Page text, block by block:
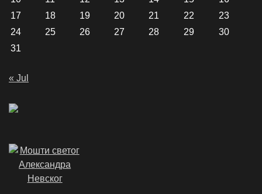
17
18 19 20 21 22
23
24
25 26 27 28 29
30
31
« Jul